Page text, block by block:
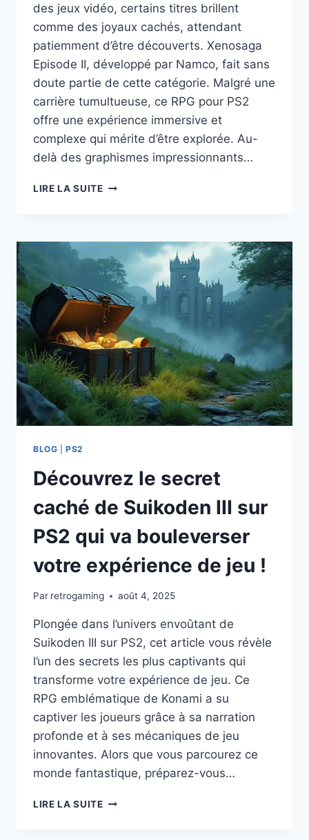
des jeux vidéo, certains titres brillent
comme des joyaux cachés, attendant
patiemment d’être découverts. Xenosaga
Episode II, développé par Namco, fait sans
doute partie de cette catégorie. Malgré une
carrière tumultueuse, ce RPG pour PS2
offre une expérience immersive et
complexe qui mérite d’être explorée. Au-
delà des graphismes impressionnants…
LIRE LA SUITEDÉCOUVREZ
II
POURRAIT
BIEN
ÊTRE
LE
MEILLEUR
JEU
PS2
QUE
VOUS
N’AVEZ
JAMAIS
ESSAYÉ
BLOG |PS2
Découvrez le secret
caché de Suikoden III sur
PS2 qui va bouleverser
votre expérience de jeu !
Par retrogaming août 4, 2025
Plongée dans l’univers envoûtant de
Suikoden III sur PS2, cet article vous révèle
l’un des secrets les plus captivants qui
transforme votre expérience de jeu. Ce
RPG emblématique de Konami a su
captiver les joueurs grâce à sa narration
profonde et à ses mécaniques de jeu
innovantes. Alors que vous parcourez ce
monde fantastique, préparez-vous…
LIRE LA SUITEDÉCOUVREZ